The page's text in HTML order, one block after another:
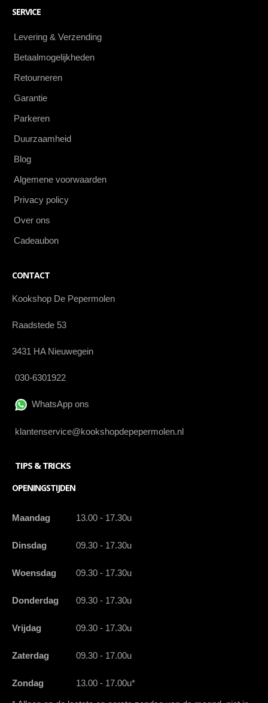
SERVICE
Levering & Verzending
Betaalmogelijkheden
Retourneren
Garantie
Parkeren
Duurzaamheid
Blog
Algemene voorwaarden
Privacy policy
Over ons
Cadeaubon
CONTACT
Kookshop De Pepermolen
Raadstede 53
3431 HA Nieuwegein
030-6301922
WhatsApp ons
klantenservice@kookshopdepepermolen.nl
TIPS & TRICKS
OPENINGSTIJDEN
Maandag 13.00 - 17.30u
Dinsdag 09.30 - 17.30u
Woensdag 09.30 - 17.30u
Donderdag 09.30 - 17.30u
Vrijdag 09.30 - 17.30u
Zaterdag 09.30 - 17.00u
Zondag 13.00 - 17.00u*